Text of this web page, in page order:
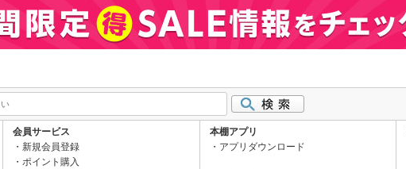
会員サービス
新規会員登録
ポイント購入
本棚アプリ
アプリダウンロード